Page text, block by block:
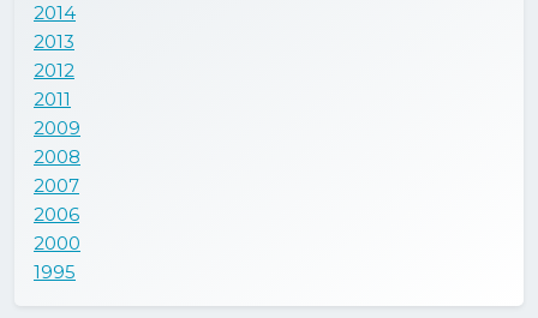
2014
2013
2012
2011
2009
2008
2007
2006
2000
1995